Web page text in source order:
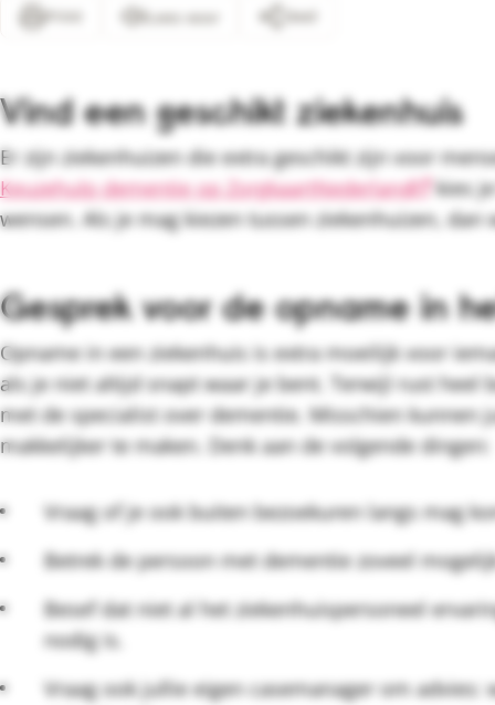
Print Lees voor Deel
Vind een geschikt ziekenhuis
Er zijn ziekenhuizen die extra geschikt zijn voor
Keuzehulp dementie op ZorgkaartNederland
kies
wensen. Als je mag kiezen tussen ziekenhuizen,
Gesprek voor de opname in
Opname in een ziekenhuis is extra moeilijk voor
als je niet altijd snapt waar je bent. Terwijl rust heel
met de specialist over dementie. Misschien kunnen
makkelijker te maken. Denk aan de volgende dingen:
Vraag of je ook buiten bezoekuren langs mag
Betrek de persoon met dementie zoveel
Besef dat niet al het ziekenhuispersoneel
nodig is.
Vraag ook jullie eigen casemanager om